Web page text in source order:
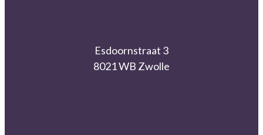
Esdoornstraat 3
8021 WB Zwolle